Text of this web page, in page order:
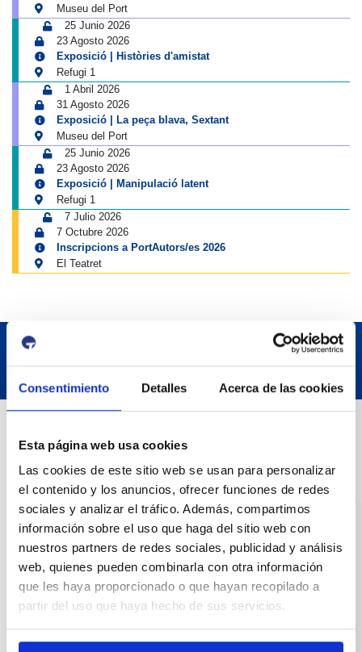
Consentimiento Detalles Acerca de las cookies
Esta página web usa cookies
Las cookies de este sitio web se usan para personalizar
el contenido y los anuncios, ofrecer funciones de redes
sociales y analizar el tráfico. Además, compartimos
información sobre el uso que haga del sitio web con
nuestros partners de redes sociales, publicidad y análisis
web, quienes pueden combinarla con otra información
que les haya proporcionado o que hayan recopilado a
partir del uso que haya hecho de sus servicios.
Museu del Port
25 Junio 2026
23 Agosto 2026
Exposició | Històries d'amistat
Refugi 1
1 Abril 2026
31 Agosto 2026
Exposició | La peça blava, Sextant
Museu del Port
25 Junio 2026
23 Agosto 2026
Exposició | Manipulació latent
Refugi 1
7 Julio 2026
7 Octubre 2026
Inscripcions a PortAutors/es 2026
El Teatret
Dirección
Passeig de l'Escullera s/n, 43004 Tarragona
Teléfono de contacto
977 259 400
Emergencias
(+34) 900 229 900